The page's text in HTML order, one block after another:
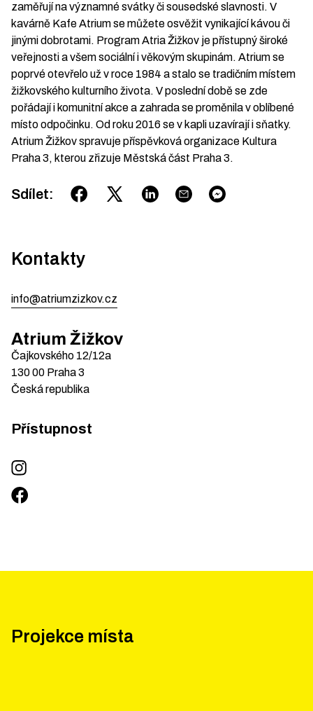
zaměřují na významné svátky či sousedské slavnosti. V
kavárně Kafe Atrium se můžete osvěžit vynikající kávou či
jinými dobrotami. Program Atria Žižkov je přístupný široké
veřejnosti a všem sociální i věkovým skupinám. Atrium se
poprvé otevřelo už v roce 1984 a stalo se tradičním místem
žižkovského kulturního života. V poslední době se zde
pořádají i komunitní akce a zahrada se proměnila v oblíbené
místo odpočinku. Od roku 2016 se v kapli uzavírají i sňatky.
Atrium Žižkov spravuje příspěvková organizace Kultura
Praha 3, kterou zřizuje Městská část Praha 3.
Sdílet:
Kontakty
info@atriumzizkov.cz
Atrium Žižkov
Čajkovského 12/12a
130 00 Praha 3
Česká republika
Přístupnost
Projekce místa